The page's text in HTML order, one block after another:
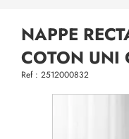
NAPPE
COTON UNI
Ref : 2512000832